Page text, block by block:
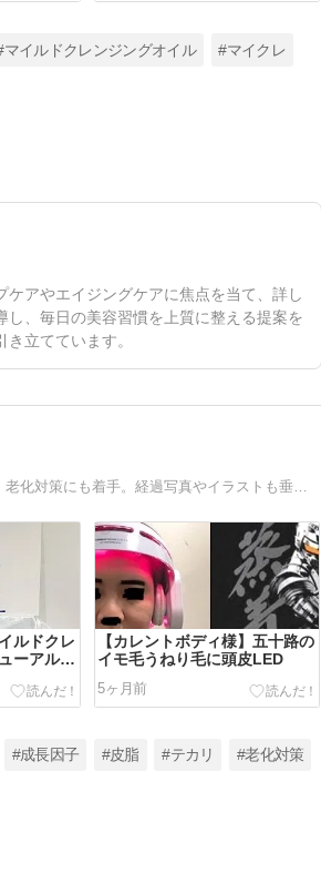
マイルドクレンジングオイル #マイクレ
アやエイジングケアに焦点を当て、詳し
、毎日の美容習慣を上質に整える提案を
立てています。
20世紀からニキビ痕治療を続ける古参。自宅でできる痕治療の限界を探る者です。皮脂・老化対策にも着手。経過写真やイラストも垂れ流します。
ルドクレ
ーアル勉
【カレントボディ様】五十路の
イモ毛うねり毛に頭皮LED
5ヶ月前
#成長因子 #皮脂 #テカリ #老化対策